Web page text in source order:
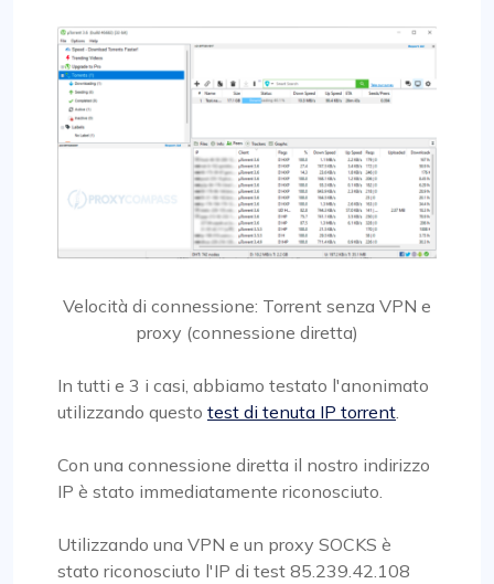
Velocità di connessione: Torrent senza VPN e
proxy (connessione diretta)
In tutti e 3 i casi, abbiamo testato l'anonimato
utilizzando questo test di tenuta IP torrent
Con una connessione diretta il nostro indirizzo
IP è stato immediatamente riconosciuto.
Utilizzando una VPN e un proxy SOCKS è
stato riconosciuto l'IP di test 85.239.42.108